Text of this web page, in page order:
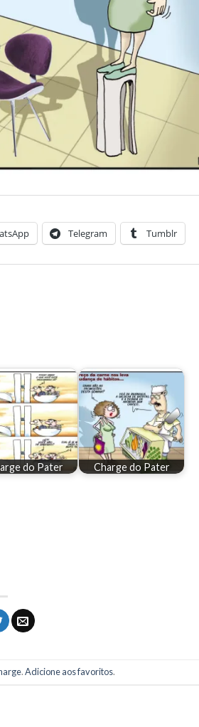
Telegram Tumblr
do Pater Charge do Pater
.Adicione aos favoritos.